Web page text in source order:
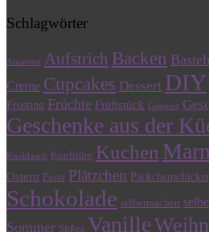
Schlagwörter
Amaretto Aufstrich Backen
Creme Cupcakes Dessert DIY
Frosting Früchte Frühstück Gastpost
Geschenke aus der
Knoblauch Konfitüre Kuchen
Ostern Pasta Plätzchen
Schokolade selbermachen
Sommer Süßes Vanille